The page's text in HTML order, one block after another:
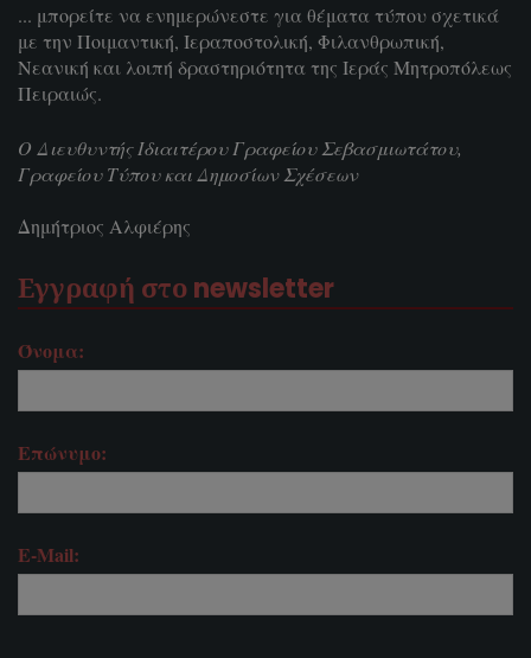
... μπορείτε να ενημερώνεστε για θέματα τύπου σχετικά
με την Ποιμαντική, Ιεραποστολική, Φιλανθρωπική,
Νεανική και λοιπή δραστηριότητα της Ιεράς Μητροπόλεως
Πειραιώς.
Ο Διευθυντής Ιδιαιτέρου Γραφείου Σεβασμιωτάτου,
Γραφείου Τύπου και Δημοσίων Σχέσεων
Δημήτριος Αλφιέρης
Εγγραφή στο newsletter
Όνομα:
Επώνυμο:
E-Mail: